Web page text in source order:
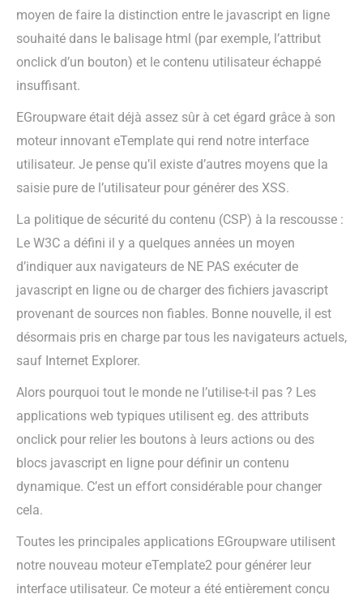
moyen de faire la distinction entre le javascript en ligne
souhaité dans le balisage html (par exemple, l’attribut
onclick d’un bouton) et le contenu utilisateur échappé
insuffisant.
EGroupware était déjà assez sûr à cet égard grâce à son
moteur innovant eTemplate qui rend notre interface
utilisateur. Je pense qu’il existe d’autres moyens que la
saisie pure de l’utilisateur pour générer des XSS.
La politique de sécurité du contenu (CSP) à la rescousse :
Le W3C a défini il y a quelques années un moyen
d’indiquer aux navigateurs de NE PAS exécuter de
javascript en ligne ou de charger des fichiers javascript
provenant de sources non fiables. Bonne nouvelle, il est
désormais pris en charge par tous les navigateurs actuels,
sauf Internet Explorer.
Alors pourquoi tout le monde ne l’utilise-t-il pas ? Les
applications web typiques utilisent eg. des attributs
onclick pour relier les boutons à leurs actions ou des
blocs javascript en ligne pour définir un contenu
dynamique. C’est un effort considérable pour changer
cela.
Toutes les principales applications EGroupware utilisent
notre nouveau moteur eTemplate2 pour générer leur
interface utilisateur. Ce moteur a été entièrement conçu